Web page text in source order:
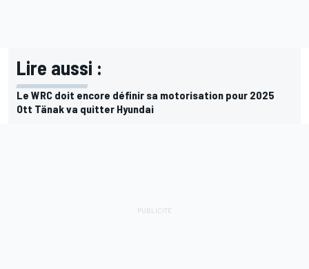
Lire aussi :
Le WRC doit encore définir sa motorisation pour 2025
Ott Tänak va quitter Hyundai